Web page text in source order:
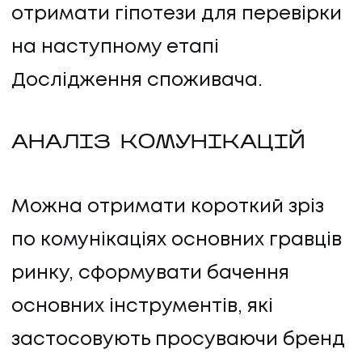
отримати гіпотези для перевірки
на наступному етапі
Дослідження споживача.
АНАЛІЗ КОМУНІКАЦІЙ
Можна отримати короткий зріз
по комунікаціях основних гравців
ринку, сформувати бачення
основних інструментів, які
застосовують просуваючи бренд